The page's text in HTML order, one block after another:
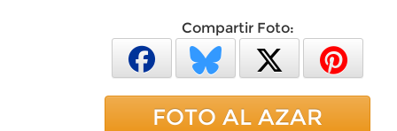
Compartir Foto:
FOTO AL AZAR